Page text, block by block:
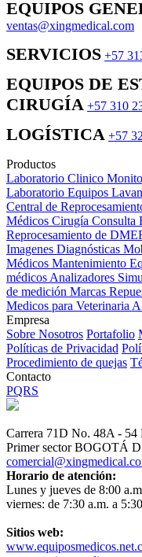
EQUIPOS
ventas@xingmedical.com
SERVICIOS +57
EQUIPOS DE
CIRUGÍA +57 310
LOGÍSTICA +57
Productos
Laboratorio Clinico
Laboratorio Equipos
Central de
Médicos Cirugía Consulta
Reprocesamiento de
Imagenes Diagnósticas
Médicos Mantenimiento
médicos Analizadores
de medición Marcas
Medicos para Veterinaria
Empresa
Sobre Nosotros Portafolio
Políticas de Privacidad
Procedimiento de quejas
Contacto
PQRS
Carrera 71D No. 48A - 54
Primer sector BOGOTÁ
Horario de atención:
Lunes y jueves de 8:00
viernes: de 7:30 a.m. a
Sitios web: